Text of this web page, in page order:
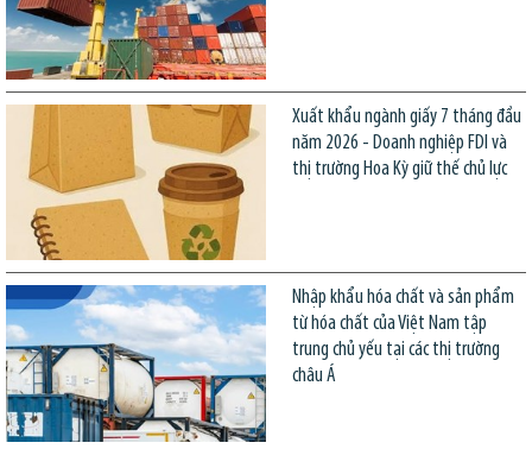
Xuất khẩu ngành giấy 7 tháng đầu
năm 2026 - Doanh nghiệp FDI và
thị trường Hoa Kỳ giữ thế chủ lực
Nhập khẩu hóa chất và sản phẩm
từ hóa chất của Việt Nam tập
trung chủ yếu tại các thị trường
châu Á